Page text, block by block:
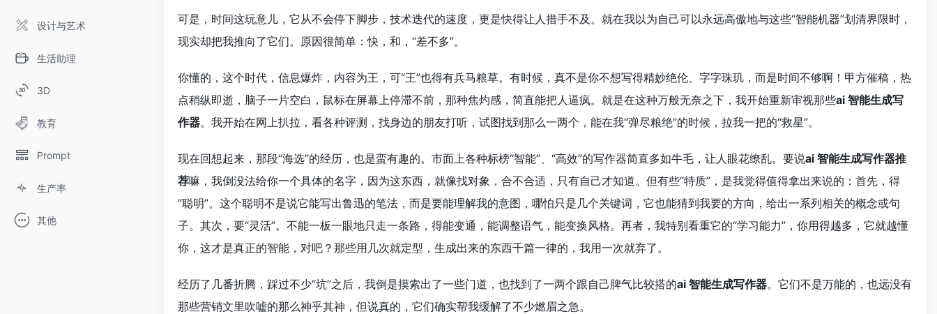
设计与艺术
生活助理
3D
教育
Prompt
生产率
其他
可是，时间这玩意儿，它从不会停下脚步，技术迭代的速度，更是快得让人措手不及。就在我以为自己可以永远高傲地与这些“智能机器”划清界限时，
现实却把我推向了它们。原因很简单：快，和，“差不多”。
你懂的，这个时代，信息爆炸，内容为王，可“王”也得有兵马粮草。有时候，真不是你不想写得精妙绝伦、字字珠玑，而是时间不够啊！甲方催稿，热
点稍纵即逝，脑子一片空白，鼠标在屏幕上停滞不前，那种焦灼感，简直能把人逼疯。就是在这种万般无奈之下，我开始重新审视那些ai 智能生成写
作器。我开始在网上扒拉，看各种评测，找身边的朋友打听，试图找到那么一两个，能在我“弹尽粮绝”的时候，拉我一把的“救星”。
现在回想起来，那段“海选”的经历，也是蛮有趣的。市面上各种标榜“智能”、“高效”的写作器简直多如牛毛，让人眼花缭乱。要说ai 智能生成写作器推
荐嘛，我倒没法给你一个具体的名字，因为这东西，就像找对象，合不合适，只有自己才知道。但有些“特质”，是我觉得值得拿出来说的：首先，得
“聪明”。这个聪明不是说它能写出鲁迅的笔法，而是要能理解我的意图，哪怕只是几个关键词，它也能猜到我要的方向，给出一系列相关的概念或句
子。其次，要“灵活”。不能一板一眼地只走一条路，得能变通，能调整语气，能变换风格。再者，我特别看重它的“学习能力”，你用得越多，它就越懂
你，这才是真正的智能，对吧？那些用几次就定型，生成出来的东西千篇一律的，我用一次就弃了。
经历了几番折腾，踩过不少“坑”之后，我倒是摸索出了一些门道，也找到了一两个跟自己脾气比较搭的ai 智能生成写作器。它们不是万能的，也远没有
那些营销文里吹嘘的那么神乎其神，但说真的，它们确实帮我缓解了不少燃眉之急。